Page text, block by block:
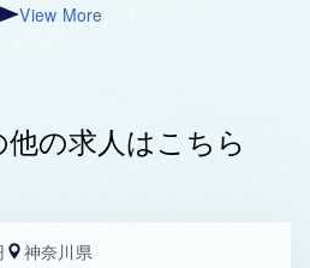
View More
の求人はこちら
神奈川県